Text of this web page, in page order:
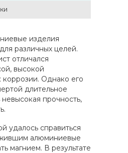
изделия
различных целей.
отличался
высокой
коррозии. Однако его
длительное
невысокая прочность,
удалось справиться
алюминиевые
магнием. В результате